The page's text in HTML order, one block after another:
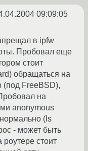
09:09:05
в ipfw
Пробовал еще
стоит
обращаться на
(под FreeBSD),
на
anonymous
(ls
- может быть
стоит